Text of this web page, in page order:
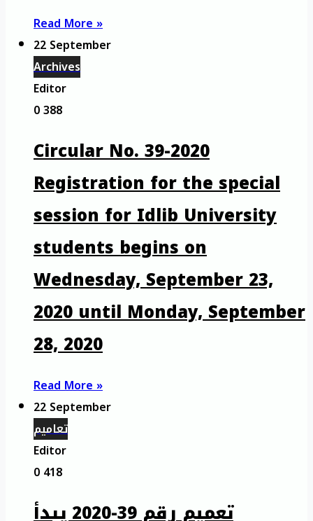
Read More »
22 September
Archives
Editor
0388
Circular No. 39-2020
Registration for the special
session for Idlib University
students begins on
Wednesday, September 23,
2020 until Monday, September
28, 2020
Read More »
22 September
تعاميم
Editor
0418
تعميم رقم 39-2020 يبدأ